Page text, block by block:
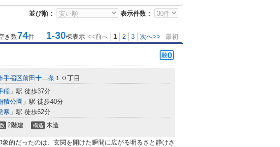
並び順： 表示件数：
き数74件 1-30棟表示 <<前へ 1 2 3 次へ>> 最初
手稲区前田十二条 １０丁目
稲 」駅 徒歩37分
積公園 」駅 徒歩40分
寒 」駅 徒歩62分
2階建 構造 木造
的だったのは、玄関を開けた瞬間に広がる明るさと静けさ